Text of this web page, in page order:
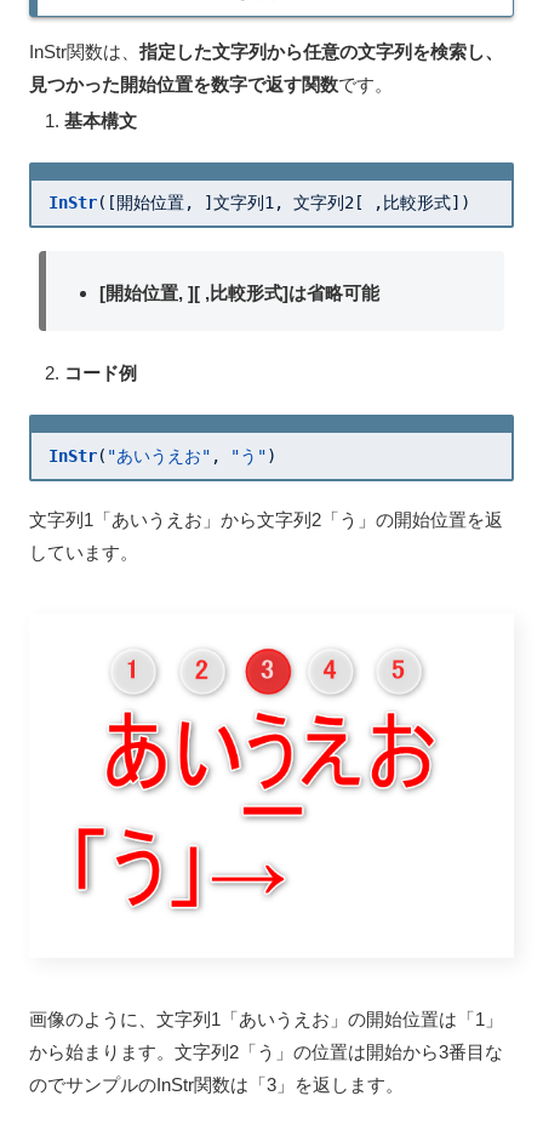
InStr関数は、 指定した文字列から任意の文字列を検索し、
見つかった開始位置を数字で返す関数です。
基本構文
InStr([開始位置, ]文字列 1, 文字列 2[ ,比較形式])
[開始位置, ][ ,比較形式]は省略可能
コード例
InStr( "あいうえお" , "う")
文字列1「あいうえお」から文字列2「う」の開始位置を返
しています。
画像のように、文字列1「あいうえお」の開始位置は「1」
から始まります。文字列2「う」の位置は開始から3番目な
のでサンプルのInStr関数は「3」を返します。